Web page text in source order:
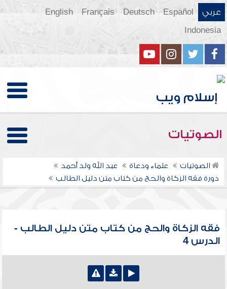
عربي Español
Deutsch
Français
English
Indonesia
الصوتيات
الصوتيات علماء ودعاة
عبد الله ولد أحمد
دورة فقه الزكاة والحج من كتاب متن دليل الطالب
فقه الزكاة والحج من كتاب متن دليل الطالب -
الدرس 4